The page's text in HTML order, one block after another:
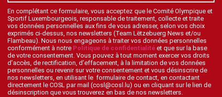
En complétant ce formulaire, vous acceptez que le Comité Olympique et
Sportif Luxembourgeois, responsable de traitement, collecte et traite
vos données personnelles aux fins de vous adresser, selon vos choix
exprimés ci-dessus, nos newsletters (Team Lëtzebuerg News et/ou
Flambeau). Nous nous engageons à traiter vos données personnelles
conformément à notre Politique de confidentialité et que sur la base
de votre consentement. Vous pouvez à tout moment exercer vos droits
d’accès, de rectification, d’effacement, à la limitation de vos données
personnelles ou revenir sur votre consentement et vous désinscrire de
nos newsletters, en utilisant le formulaire de contact, en contactant
directement le COSL par mail (cosl@cosl.lu) ou en cliquant sur le lien de
désinscription que vous trouverez en bas de nos newsletters.